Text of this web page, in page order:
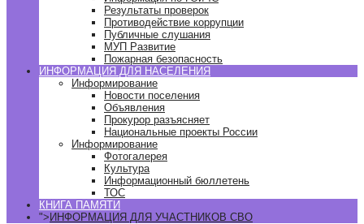
Результаты проверок
Противодействие коррупции
Публичные слушания
МУП Развитие
Пожарная безопасность
ИНФОРМАЦИЯ ДЛЯ НАСЕЛЕНИЯ
Информирование
Новости поселения
Объявления
Прокурор разъясняет
Национальные проекты России
Информирование
Фотогалерея
Культура
Информационный бюллетень
ТОС
КНИГА ПАМЯТИ
">ИНФОРМАЦИЯ ДЛЯ УЧАСТНИКОВ СВО